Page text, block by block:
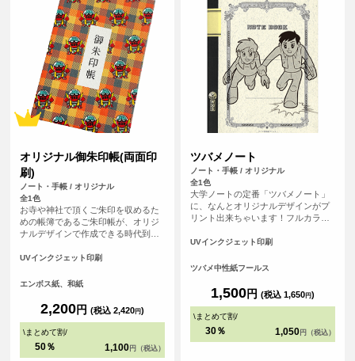
オリジナル御朱印帳(両面印
刷)
ノート・手帳 / オリジナル
全1色
お寺や神社で頂くご朱印を収めるた
めの帳簿であるご朱印帳が、オリジ
ナルデザインで作成できる時代到
で作ったデザインをプリントしてMY
好きな友だちへのプレゼントなどに
で、初詣などで他の人と差をつけよ
う！ 表紙の紙は光に当てると微妙に
輝く和風な仕上げになっています。
印帳です。
UVインクジェット印刷
エンボス紙、和紙
2,200円 (税込 2,420円)
\まとめて割/
50％ 1,100 円（税込）
ツバメノート
ノート・手帳 / オリジナル
全1色
大学ノートの定番「ツバメノート」
に、なんとオリジナルデザインがプ
リント出来ちゃいます！フルカラー
ジタルのグラフィックもプリント可
なれること間違いなしのアイテムで
UVインクジェット印刷
ツバメ中性紙フールス
1,500円 (税込 1,650円)
\まとめて割/
30％ 1,050 円（税込）